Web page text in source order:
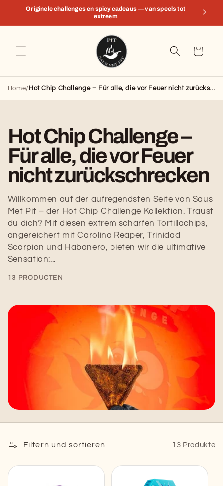
zumOriginele challenges en spicy cadeaus — van speels tot
extreem
Warenkorb
Home/ Hot Chip Challenge – Für alle, die vor Feuer nicht zurückschrecken
Kategorie:
Hot Chip Challenge –
Für alle, die vor Feuer
nicht zurückschrecken
Willkommen auf der aufregendsten Seite von Saus
Met Pit – der Hot Chip Challenge Kollektion. Traust
du dich? Mit diesen extrem scharfen Tortillachips,
angereichert mit Carolina Reaper, Trinidad
Scorpion und Habanero, bieten wir die ultimative
Sensation:...
13 PRODUCTEN
Filtern und sortieren 13 Produkte